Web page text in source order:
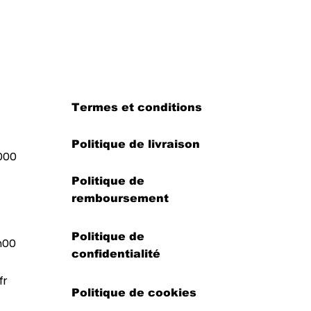
Termes et conditions
Politique de livraison
Politique de
remboursement
Politique de
confidentialité
Politique de cookies